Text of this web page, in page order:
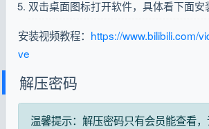
双击桌面图标打开软件，具体看下面安
安装视频教程： https://www.bilibili.com/
ve
解压密码
温馨提示：解压密码只有会员能查看